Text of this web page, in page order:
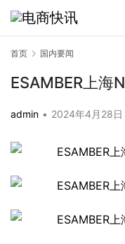
首页 国内要闻
ESAMBER上海
admin • 2024年4月28日